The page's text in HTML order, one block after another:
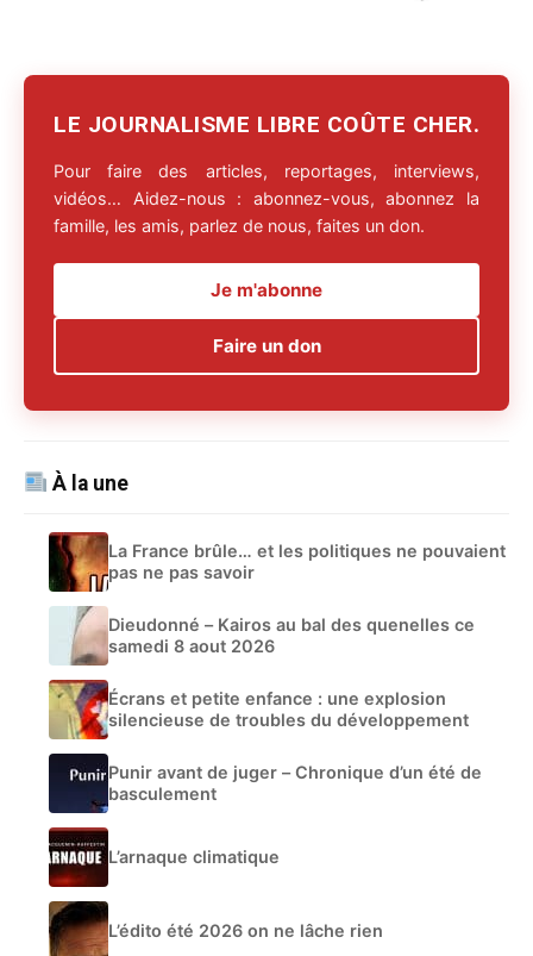
LE JOURNALISME LIBRE COÛTE CHER.
Pour faire des articles, reportages, interviews,
vidéos… Aidez-nous : abonnez-vous, abonnez la
famille, les amis, parlez de nous, faites un don.
Je m'abonne
Faire un don
À la une
La France brûle… et les politiques ne pouvaient
pas ne pas savoir
Dieudonné – Kairos au bal des quenelles ce
samedi 8 aout 2026
Écrans et petite enfance : une explosion
silencieuse de troubles du développement
Punir avant de juger – Chronique d’un été de
basculement
L’arnaque climatique
L’édito été 2026 on ne lâche rien